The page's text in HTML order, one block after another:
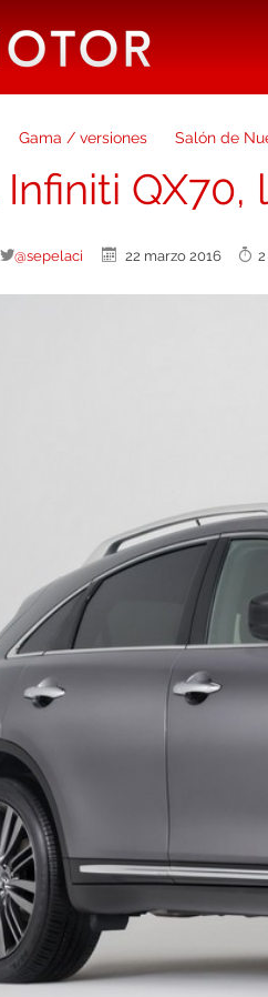
Gama / versiones Salón de
@sepelaci 22 marzo 2016